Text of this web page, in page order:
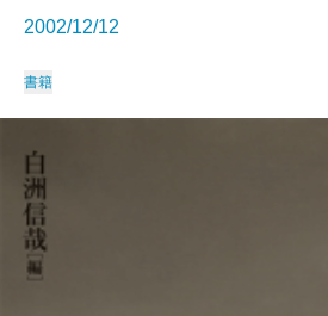
2002/12/12
書籍